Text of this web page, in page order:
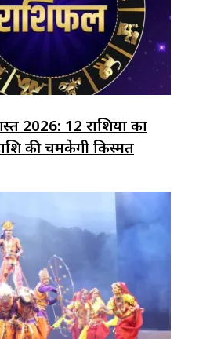
2026: 12 राशियों का
की चमकेगी किस्मत